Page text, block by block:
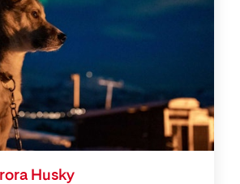
Husky